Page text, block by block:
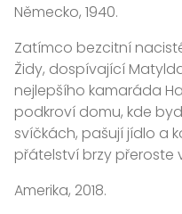
Německo, 1940.
Zatímco bezcitní
Židy, dospívající
nejlepšího kamaráda
podkroví domu, kde
svíčkách, pašují jídlo a
přátelství brzy přeroste
Amerika, 2018.